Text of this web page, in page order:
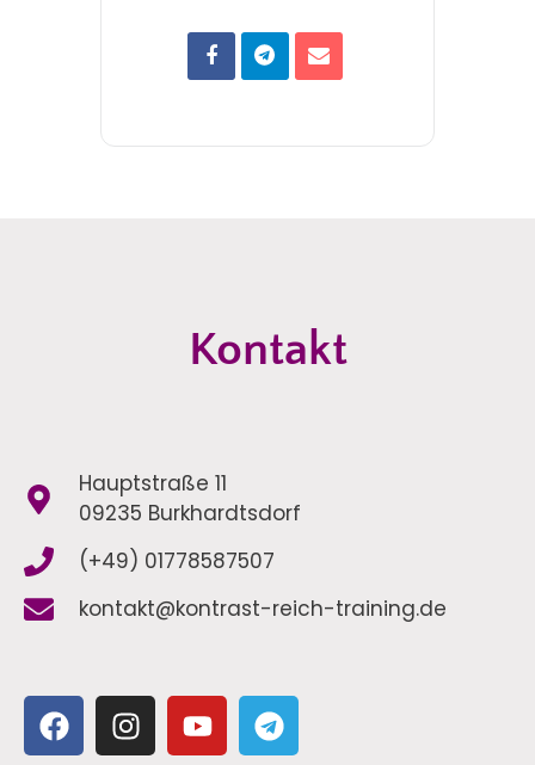
Kontakt
Hauptstraße 11
09235 Burkhardtsdorf
(+49) 01778587507
kontakt@kontrast-reich-training.de